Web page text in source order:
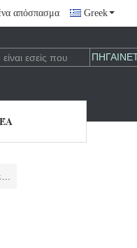
απόσπασμα Greek